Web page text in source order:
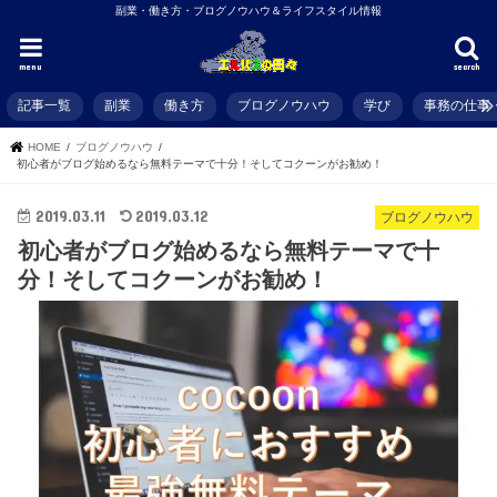
副業・働き方・ブログノウハウ＆ライフスタイル情報
search
menu
記事一覧 副業 働き方 ブログノウハウ 学び 事務の仕事
HOME
ブログノウハウ
初心者がブログ始めるなら無料テーマで十分！そしてコクーンがお勧め！
ブログノウハウ
2019.03.11 2019.03.12
初心者がブログ始めるなら無料テーマで十
分！そしてコクーンがお勧め！